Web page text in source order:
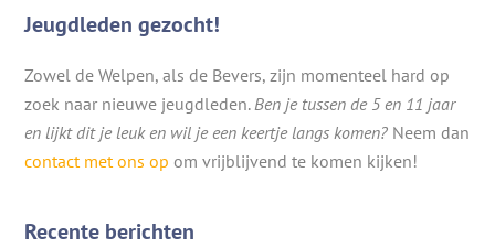
Jeugdleden gezocht!
Zowel de Welpen, als de Bevers, zijn momenteel hard op
zoek naar nieuwe jeugdleden. Ben je tussen de 5 en 11 jaar
en lijkt dit je leuk en wil je een keertje langs komen? Neem dan
contact met ons op om vrijblijvend te komen kijken!
Recente berichten